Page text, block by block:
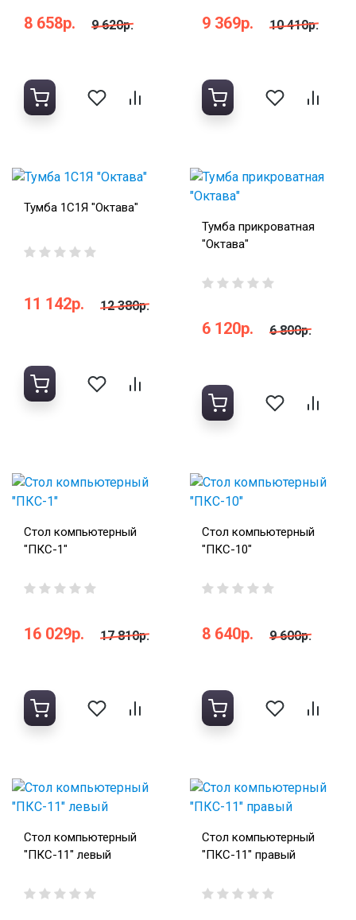
8 658р. 9 620р. 9 369р. 10 410р.
Тумба 1С1Я "Октава"
11 142р. 12 380р.
Тумба прикроватная
"Октава"
6 120р. 6 800р.
Стол компьютерный
"ПКС-1"
16 029р. 17 810р.
Стол компьютерный
"ПКС-10"
8 640р. 9 600р.
Стол компьютерный
"ПКС-11" левый
Стол компьютерный
"ПКС-11" правый